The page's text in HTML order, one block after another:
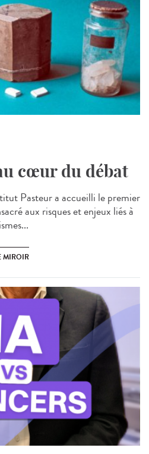
cœur du débat
Pasteur a accueilli le premier
aux risques et enjeux liés à
MIROIR